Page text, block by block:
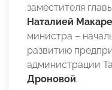
заместителя
Наталией
министра –
развитию
администрации
Дроновой.